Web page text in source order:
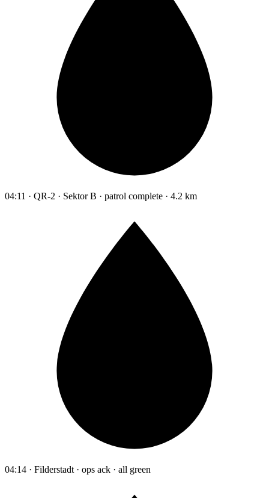
04:11 · QR-2 · Sektor B · patrol complete · 4.2 km
04:14 · Filderstadt · ops ack · all green